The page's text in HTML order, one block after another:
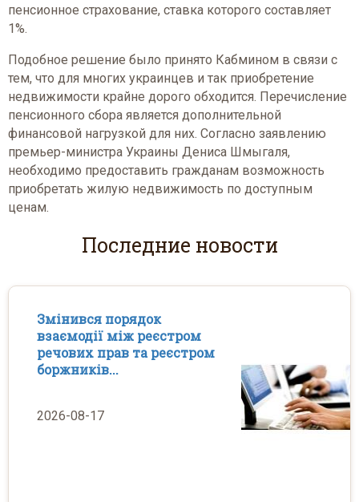
пенсионное страхование, ставка которого составляет
1%.
Подобное решение было принято Кабмином в связи с
тем, что для многих украинцев и так приобретение
недвижимости крайне дорого обходится. Перечисление
пенсионного сбора является дополнительной
финансовой нагрузкой для них. Согласно заявлению
премьер-министра Украины Дениса Шмыгаля,
необходимо предоставить гражданам возможность
приобретать жилую недвижимость по доступным
ценам.
Последние новости
Змінився порядок
взаємодії між реєстром
речових прав та реєстром
боржників...
2026-08-17